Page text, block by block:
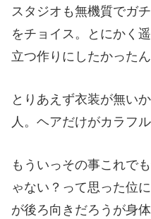
スタジオも無機質でガ
をチョイス。とにかく
立つ作りにしたかったん
とりあえず衣装が無い
人。ヘアだけがカラフル
もういっその事これで
ゃない？って思った位
が後ろ向きだろうが身